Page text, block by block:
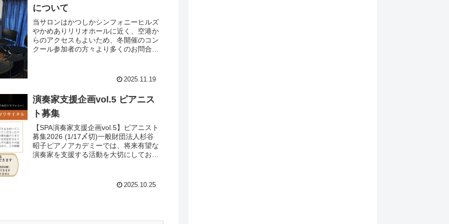
について
当サロンはかつしかシンフォニーヒルズ
やかめありリリオホールに近く、空港か
らのアクセスもよいため、冬開催のコン
クール参加者の方々より多くのお問合せ
練習をしたい！」という皆... 2025.11.19
演奏家支援企画vol.5 ピアニス
ト募集
【SPA演奏家支援企画vol.5】ピアニスト
募集2026 (1/17〆切)一般財団法人杉谷
昭子ピアノアカデミーでは、将来有望な
演奏家を支援する活動を大切にしており
2025.10.25